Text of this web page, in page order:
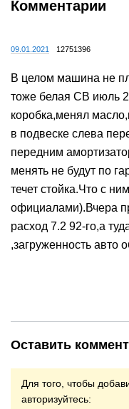
Комментарии
09.01.2021 12751396
В целом машина не
тоже белая СВ июль
коробка,менял
в подвеске слева
передним
менять не будут по
течет стойка.Что с
официалами).Вчера
расход 7.2 92-го,а
,загруженность авто
Оставить
Для того, чтобы
авторизуйтесь: